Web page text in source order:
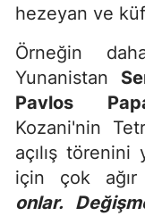
hezeyan ve
Örneğin
Yunanistan
Pavlos
Kozani'nin
açılış
için çok ağır
onlar.